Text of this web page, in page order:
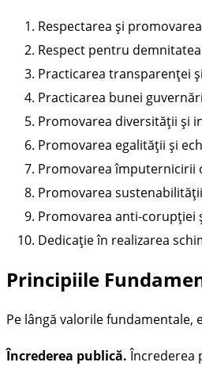
Respectarea și
Respect pentru
Practicarea transparenței
Practicarea bunei
Promovarea diversității și
Promovarea egalității și
Promovarea împuternicirii
Promovarea
Promovarea anti-corupției
Dedicație în realizarea
Principiile
Pe lângă valorile fundamentale,
Încrederea publică.Încrederea